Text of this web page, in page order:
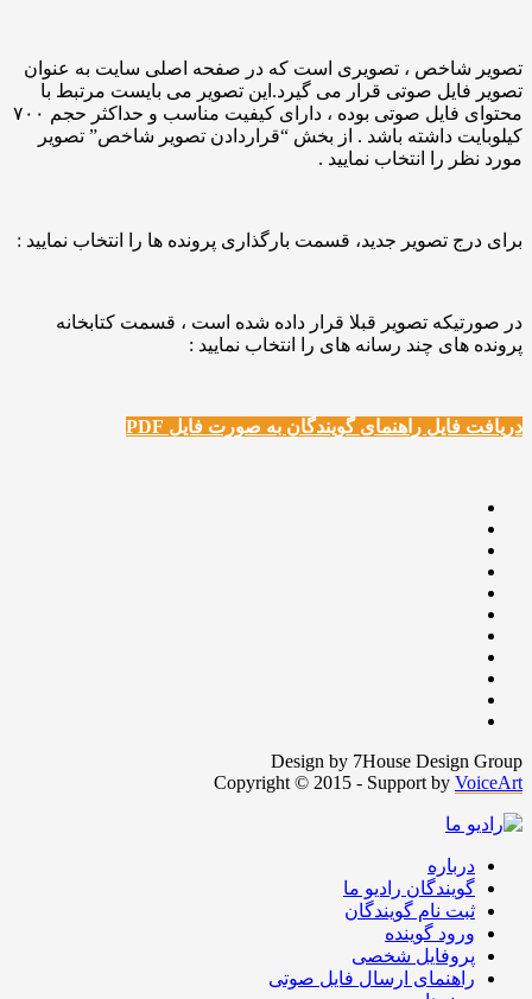
تصویر شاخص ، تصویری است که در صفحه اصلی سایت به عنوان
تصویر فایل صوتی قرار می گیرد.این تصویر می بایست مرتبط با
محتوای فایل صوتی بوده ، دارای کیفیت مناسب و حداکثر حجم ۷۰۰
کیلوبایت داشته باشد . از بخش “قراردادن تصویر شاخص” تصویر
مورد نظر را انتخاب نمایید .
برای درج تصویر جدید، قسمت بارگذاری پرونده ها را انتخاب نمایید :
در صورتیکه تصویر قبلا قرار داده شده است ، قسمت کتابخانه
پرونده های چند رسانه های را انتخاب نمایید :
دریافت فایل راهنمای گویندگان به صورت فایل PDF
Design by 7House Design Group
Copyright © 2015 - Support by VoiceArt
درباره
گویندگان رادیو ما
ثبت نام گویندگان
ورود گوینده
پروفایل شخصی
راهنمای ارسال فایل صوتی